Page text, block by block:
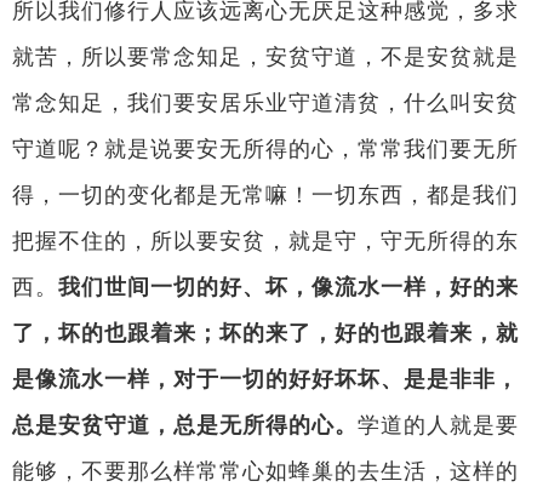
所以我们修行人应该远离心无厌足这种感觉，多求
就苦，所以要常念知足，安贫守道，不是安贫就是
常念知足，我们要安居乐业守道清贫，什么叫安贫
守道呢？就是说要安无所得的心，常常我们要无所
得，一切的变化都是无常嘛！一切东西，都是我们
把握不住的，所以要安贫，就是守，守无所得的东
西。 我们世间一切的好、坏，像流水一样，好的来
了，坏的也跟着来；坏的来了，好的也跟着来，就
是像流水一样，对于一切的好好坏坏、是是非非，
总是安贫守道，总是无所得的心。 学道的人就是要
能够，不要那么样常常心如蜂巢的去生活，这样的